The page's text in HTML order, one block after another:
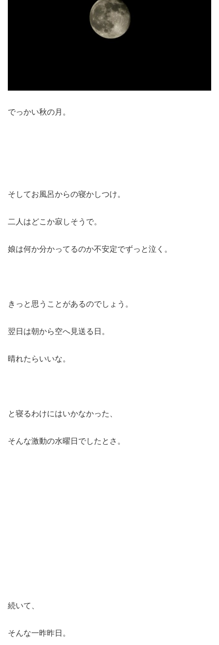
でっかい秋の月。
そしてお風呂からの寝かしつけ。
二人はどこか寂しそうで。
娘は何か分かってるのか不安定でずっと泣く。
きっと思うことがあるのでしょう。
翌日は朝から空へ見送る日。
晴れたらいいな。
と寝るわけにはいかなかった、
そんな激動の水曜日でしたとさ。
続いて、
そんな一昨昨日。